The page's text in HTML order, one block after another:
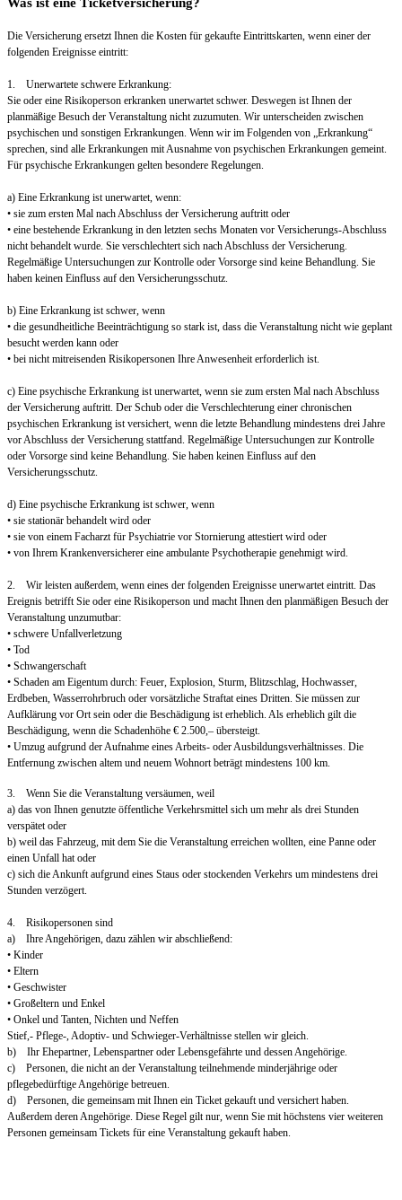
Die Versicherung ersetzt Ihnen die Kosten für gekaufte Eintrittskarten, wenn einer der
folgenden Ereignisse eintritt:
1. Unerwartete schwere Erkrankung:
Sie oder eine Risikoperson erkranken unerwartet schwer. Deswegen ist Ihnen der
planmäßige Besuch der Veranstaltung nicht zuzumuten. Wir unterscheiden zwischen
psychischen und sonstigen Erkrankungen. Wenn wir im Folgenden von „Erkrankung“
sprechen, sind alle Erkrankungen mit Ausnahme von psychischen Erkrankungen gemeint.
Für psychische Erkrankungen gelten besondere Regelungen.
a) Eine Erkrankung ist unerwartet, wenn:
• sie zum ersten Mal nach Abschluss der Versicherung auftritt oder
• eine bestehende Erkrankung in den letzten sechs Monaten vor Versicherungs-Abschluss
nicht behandelt wurde. Sie verschlechtert sich nach Abschluss der Versicherung.
Regelmäßige Untersuchungen zur Kontrolle oder Vorsorge sind keine Behandlung. Sie
haben keinen Einfluss auf den Versicherungsschutz.
b) Eine Erkrankung ist schwer, wenn
• die gesundheitliche Beeinträchtigung so stark ist, dass die Veranstaltung nicht wie geplant
besucht werden kann oder
• bei nicht mitreisenden Risikopersonen Ihre Anwesenheit erforderlich ist.
c) Eine psychische Erkrankung ist unerwartet, wenn sie zum ersten Mal nach Abschluss
der Versicherung auftritt. Der Schub oder die Verschlechterung einer chronischen
psychischen Erkrankung ist versichert, wenn die letzte Behandlung mindestens drei Jahre
vor Abschluss der Versicherung stattfand. Regelmäßige Untersuchungen zur Kontrolle
oder Vorsorge sind keine Behandlung. Sie haben keinen Einfluss auf den
Versicherungsschutz.
d) Eine psychische Erkrankung ist schwer, wenn
• sie stationär behandelt wird oder
• sie von einem Facharzt für Psychiatrie vor Stornierung attestiert wird oder
• von Ihrem Krankenversicherer eine ambulante Psychotherapie genehmigt wird.
2. Wir leisten außerdem, wenn eines der folgenden Ereignisse unerwartet eintritt. Das
Ereignis betrifft Sie oder eine Risikoperson und macht Ihnen den planmäßigen Besuch der
Veranstaltung unzumutbar:
• schwere Unfallverletzung
• Tod
• Schwangerschaft
• Schaden am Eigentum durch: Feuer, Explosion, Sturm, Blitzschlag, Hochwasser,
Erdbeben, Wasserrohrbruch oder vorsätzliche Straftat eines Dritten. Sie müssen zur
Aufklärung vor Ort sein oder die Beschädigung ist erheblich. Als erheblich gilt die
Beschädigung, wenn die Schadenhöhe € 2.500,– übersteigt.
• Umzug aufgrund der Aufnahme eines Arbeits- oder Ausbildungsverhältnisses. Die
Entfernung zwischen altem und neuem Wohnort beträgt mindestens 100 km.
3. Wenn Sie die Veranstaltung versäumen, weil
a) das von Ihnen genutzte öffentliche Verkehrsmittel sich um mehr als drei Stunden
verspätet oder
b) weil das Fahrzeug, mit dem Sie die Veranstaltung erreichen wollten, eine Panne oder
einen Unfall hat oder
c) sich die Ankunft aufgrund eines Staus oder stockenden Verkehrs um mindestens drei
Stunden verzögert.
4. Risikopersonen sind
a) Ihre Angehörigen, dazu zählen wir abschließend:
• Kinder
• Eltern
• Geschwister
• Großeltern und Enkel
• Onkel und Tanten, Nichten und Neffen
Stief,- Pflege-, Adoptiv- und Schwieger-Verhältnisse stellen wir gleich.
b) Ihr Ehepartner, Lebenspartner oder Lebensgefährte und dessen Angehörige.
c) Personen, die nicht an der Veranstaltung teilnehmende minderjährige oder
pflegebedürftige Angehörige betreuen.
d) Personen, die gemeinsam mit Ihnen ein Ticket gekauft und versichert haben.
Außerdem deren Angehörige. Diese Regel gilt nur, wenn Sie mit höchstens vier weiteren
Personen gemeinsam Tickets für eine Veranstaltung gekauft haben.